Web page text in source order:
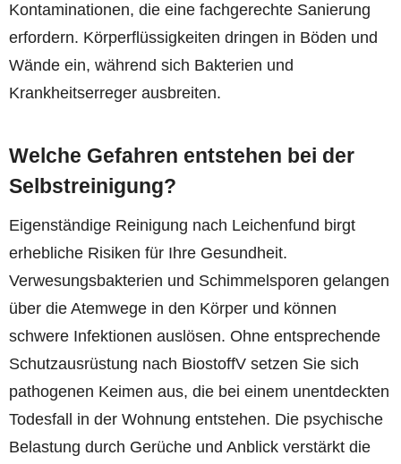
Kontaminationen, die eine fachgerechte Sanierung
erfordern. Körperflüssigkeiten dringen in Böden und
Wände ein, während sich Bakterien und
Krankheitserreger ausbreiten.
Welche Gefahren entstehen bei der
Selbstreinigung?
Eigenständige Reinigung nach Leichenfund birgt
erhebliche Risiken für Ihre Gesundheit.
Verwesungsbakterien und Schimmelsporen gelangen
über die Atemwege in den Körper und können
schwere Infektionen auslösen. Ohne entsprechende
Schutzausrüstung nach BiostoffV setzen Sie sich
pathogenen Keimen aus, die bei einem unentdeckten
Todesfall in der Wohnung entstehen. Die psychische
Belastung durch Gerüche und Anblick verstärkt die